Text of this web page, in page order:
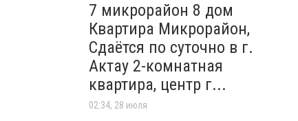
7 микрорайон 8 дом
Квартира Микрорайон,
Сдаётся по суточно в г.
Актау 2-комнатная
квартира, центр г...
02:34, 28 июля